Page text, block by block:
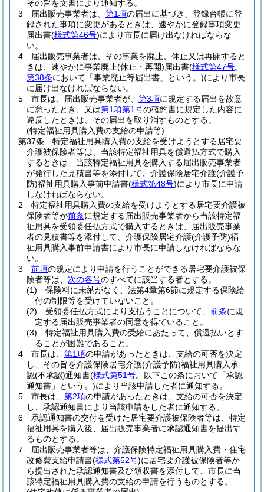
その旨を文書により通知する。
3
届出販売事業者は、 第1項の届出に基づき、登録台帳に登
録された事項に変更があるときは、速やかに登録事項変更
届出書(様式第46号)により市長に届け出なければならな
い。
4
届出販売事業者は、その事業を廃止、休止又は再開すると
きは、速やかに事業廃止(休止・再開)届出書(様式第47号。
第38条において「事業廃止等届出書」という。)により市長
に届け出なければならない。
5
市長は、届出販売事業者が、 第3項に規定する届出を故意
に怠ったとき、又は第1項第1号の確約書に規定した内容に
違反したときは、その届出を取り消すものとする。
(特定福祉用具購入費の支給の申請等)
第37条
特定福祉用具購入費の支給を受けようとする居宅要
介護被保険者等は、当該特定福祉用具を償還払方式で購入
するときは、当該特定福祉用具を購入する届出販売事業者
が発行した見積書等を添付して、介護保険居宅介護(介護予
防)福祉用具購入事前申請書(様式第48号)により市長に申請
しなければならない。
2
特定福祉用具購入費の支給を受けようとする居宅要介護被
保険者等が前条に規定する届出販売事業者から当該特定福
祉用具を受領委任払方式で購入するときは、届出販売事業
者の見積書等を添付して、介護保険居宅介護(介護予防)福
祉用具購入事前申請書により市長に申請しなければならな
い。
3
前項の規定により申請を行うことができる居宅要介護被保
険者等は、 次の各号のすべてに該当する者とする。
(1)
保険料に未納がなく、法第4章第6節に規定する保険給
付の制限等を受けていないこと。
(2)
受領委任払方式により支払うことについて、 前条に規
定する届出販売事業者の同意を得ていること。
(3)
特定福祉用具購入費の受給にあたって、償還払いとす
ることが困難であること。
4
市長は、 第1項の申請があったときは、支給の可否を決定
し、その旨を介護保険居宅介護(介護予防)福祉用具購入承
認(不承認)通知書(様式第51号。以下この条において「承認
通知書」という。)により当該申請した者に通知する。
5
市長は、 第2項の申請があったときは、支給の可否を決定
し、承認通知書により当該申請をした者に通知する。
6
承認通知書の交付を受けた居宅要介護被保険者等は、特定
福祉用具を購入後、届出販売事業者に承認通知書を提出す
るものとする。
7
届出販売事業者等は、介護保険特定福祉用具購入費・住宅
改修費支給申請書(様式第52号)に居宅要介護被保険者等か
ら提出された承認通知書及び領収書を添付して、市長に当
該特定福祉用具購入費の支給の申請を行うものとする。